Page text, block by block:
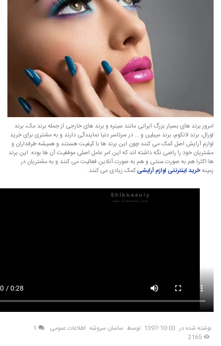
امروز برند های بسیار بزرگ ایرانی مانند سینره و برند های خارجی از جمله برند مک، برند
لورال، برند لانکوم، برند میبلین و ... در سرتاسر دنیا نمایندگی دارند و به مشتری برای خرید
لوازم آرایش اصل کمک می کنند چون این برند ها با کیفیت هستند و همیشه طرفداران و
مشتریان خود را راضی نگه داشته اند که این امر عامل اصلی موفقیت آن ها بوده. این برند
ها اکثرا هم به صورت سنتی و هم به صورت آنلاین فعالیت می کنند و به مشتریان در
زمینهخرید اینترنتی لوازم آرایشیکمک زیادی می کنند.
نوشته شده در 1397-10-03 توسط ساسان سروشه اطلاعات عمومی
1
2165